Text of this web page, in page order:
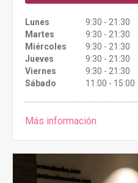
Lunes
9:30 - 21:30
Martes
9:30 - 21:30
Miércoles
9:30 - 21:30
Jueves
9:30 - 21:30
Viernes
9:30 - 21:30
Sábado
11:00 - 15:00
Más información